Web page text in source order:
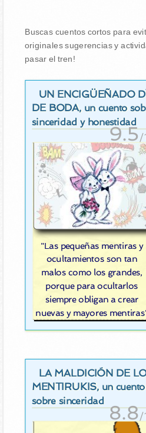
Buscas cuentos cortos para
originales sugerencias y
pasar el tren!
UN ENCIGÜEÑADO
DE BODA, un cuento
sinceridad y honestidad
9.5/
"Las pequeñas mentiras y
ocultamientos son tan
malos como los grandes,
porque para ocultarlos
siempre obligan a crear
nuevas y mayores
LA MALDICIÓN DE
MENTIRUKIS, un cuento
sobre sinceridad
8.8/